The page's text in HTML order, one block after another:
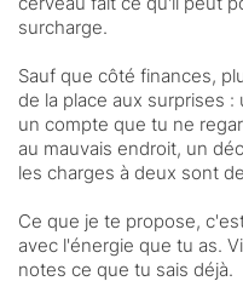
surcharge.
Sauf que côté finances,
de la place aux surprises
un compte que tu ne
au mauvais endroit, un
les charges à deux sont
Ce que je te propose,
avec l'énergie que tu as.
notes ce que tu sais déjà.